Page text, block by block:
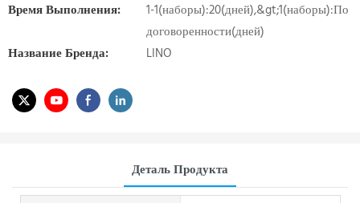
Время Выполнения:
1-1(наборы):20(дней),&gt;1(наборы):По
договоренности(дней)
Название Бренда:
LINO
Деталь Продукта